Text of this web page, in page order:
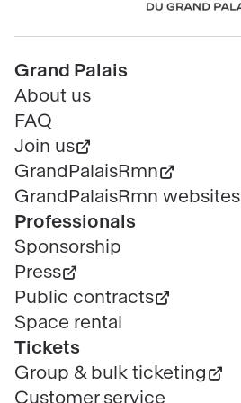
Pied
de
page
Grand Palais
About us
FAQ
Join us
GrandPalaisRmn
GrandPalaisRmn websites
Professionals
Sponsorship
Press
Public contracts
Space rental
Tickets
Group & bulk ticketing
Customer service